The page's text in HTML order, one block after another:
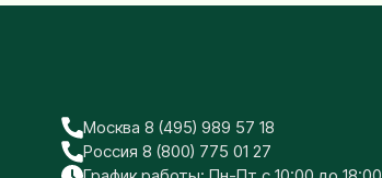
Москва 8 (495) 989 57 18
Россия 8 (800) 775 01 27